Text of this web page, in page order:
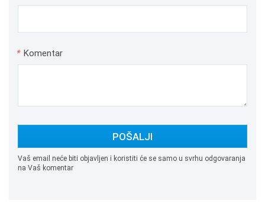
* Komentar
POŠALJI
Vaš email neće biti objavljen i koristiti će se samo u svrhu odgovaranja
na Vaš komentar